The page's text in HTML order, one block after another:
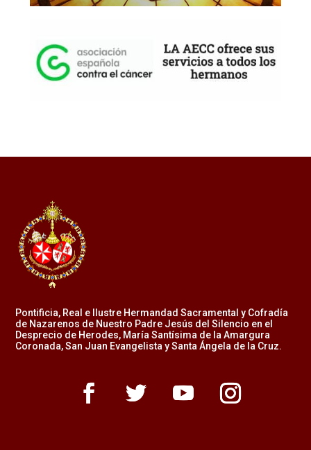
Pontificia, Real e Ilustre Hermandad Sacramental y Cofradía
de Nazarenos de Nuestro Padre Jesús del Silencio en el
Desprecio de Herodes, María Santísima de la Amargura
Coronada, San Juan Evangelista y Santa Ángela de la Cruz.